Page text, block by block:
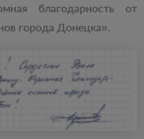
благодарность от
города Донецка».